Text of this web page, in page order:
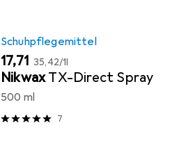
Schuhpflegemittel
EUR
17,71 EUR
35,42/1l
NikwaxTX-Direct Spray
500 ml
7